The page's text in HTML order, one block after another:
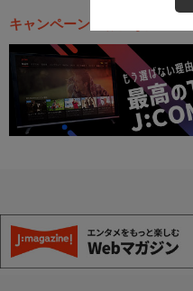
キャンペーン・お得な情報